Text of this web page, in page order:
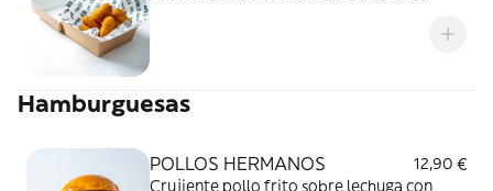
Hamburguesas
POLLOS HERMANOS
12,90 €
Crujiente pollo frito sobre lechuga con